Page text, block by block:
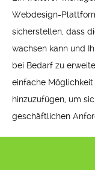
Webdesign-
sicherstellen, dass
wachsen kann und
bei Bedarf zu
einfache
hinzuzufügen, um
geschäftlichen